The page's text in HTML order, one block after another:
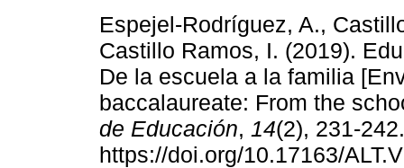
Espejel-Rodríguez, A.,
Castillo Ramos, I. (2019).
De la escuela a la familia
baccalaureate: From the
de Educación, 14(2), 231-242.
https://doi.org/10.17163/